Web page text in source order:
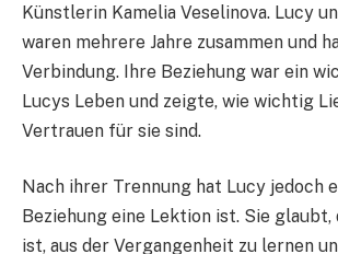
Künstlerin Kamelia Veselinova. Lucy
waren mehrere Jahre zusammen und
Verbindung. Ihre Beziehung war ein
Lucys Leben und zeigte, wie wichtig
Vertrauen für sie sind.
Nach ihrer Trennung hat Lucy jedoch
Beziehung eine Lektion ist. Sie glaubt,
ist, aus der Vergangenheit zu lernen